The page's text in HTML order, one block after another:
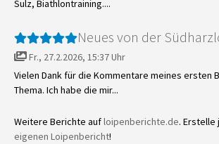
Sulz, Biathlontraining....
Neues von der
Fr., 27.2.2026, 15:37 Uhr
Vielen Dank für die Kommentare meines ersten
Thema. Ich habe die mir...
Weitere Berichte aufloipenberichte.de.
eigenen Loipenbericht!